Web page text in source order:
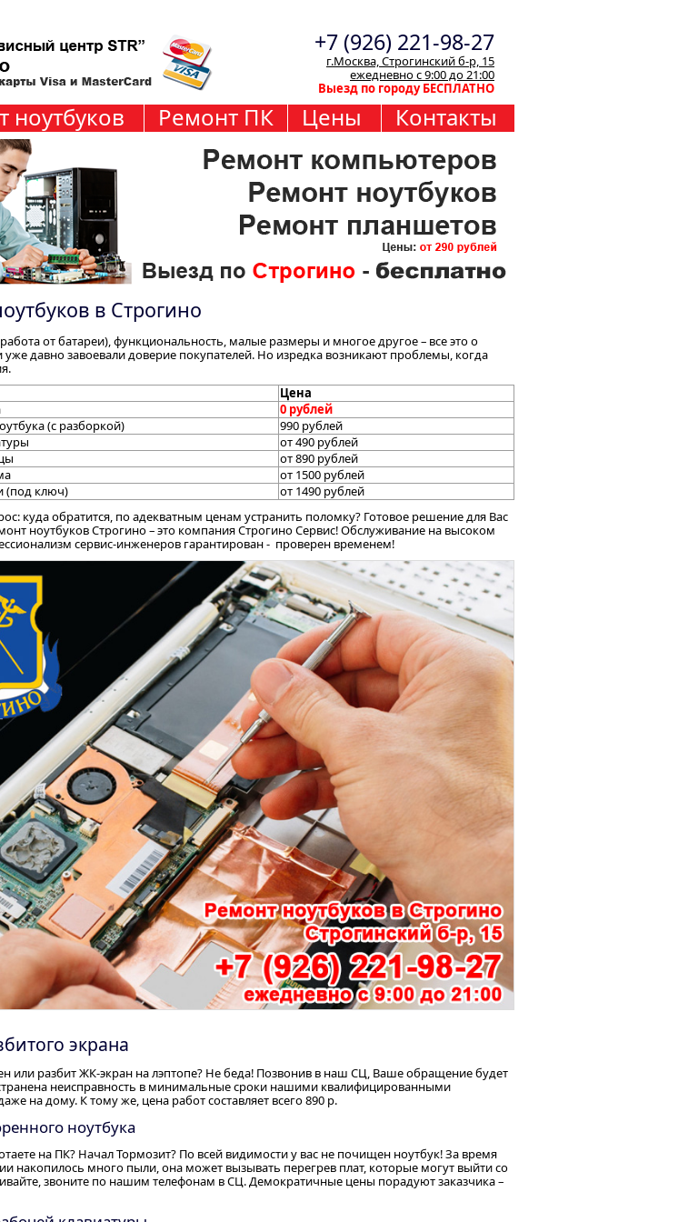
+7 (926) 221-98-27
г.Москва, Строгинский б-р, 15
ежедневно с 9:00 до 21:00
Выезд по городу БЕСПЛАТНО
ноутбуков Ремонт ПК Цены Контакты
в Строгино
от батареи), функциональность, малые размеры и многое другое – все это о
уже давно завоевали доверие покупателей. Но изредка возникают проблемы, когда
Цена
0 рублей
(с разборкой)
990 рублей
от 490 рублей
от 890 рублей
от 1500 рублей
(под ключ)
от 1490 рублей
куда обратится, по адекватным ценам устранить поломку? Готовое решение для Вас
ноутбуков Строгино – это компания Строгино Сервис! Обслуживание на высоком
сервис-инженеров гарантирован - проверен временем!
экрана
или разбит ЖК-экран на лэптопе? Не беда! Позвонив в наш СЦ, Ваше обращение будет
неисправность в минимальные сроки нашими квалифицированными
на дому. К тому же, цена работ составляет всего 890 р.
ноутбука
на ПК? Начал Тормозит? По всей видимости у вас не почищен ноутбук! За время
накопилось много пыли, она может вызывать перегрев плат, которые могут выйти со
звоните по нашим телефонам в СЦ. Демократичные цены порадуют заказчика –